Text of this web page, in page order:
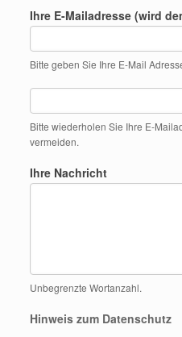
Ihre E-Mailadresse (wird
Bitte geben Sie Ihre E-Mail
Bitte wiederholen Sie Ihre E-
vermeiden.
Ihre Nachricht
Unbegrenzte Wortanzahl.
Hinweis zum Datenschutz